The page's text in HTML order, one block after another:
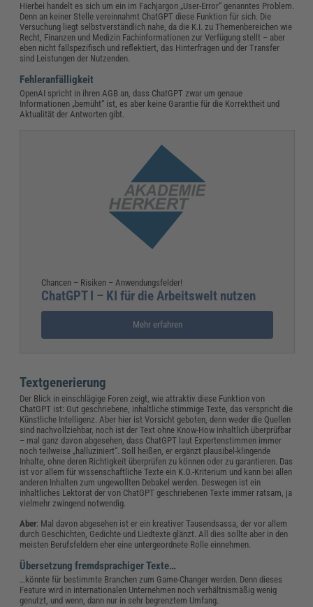
Hierbei handelt es sich um ein im Fachjargon „User-Error“ genanntes Problem.
Denn an keiner Stelle vereinnahmt ChatGPT diese Funktion für sich. Die
Versuchung liegt selbstverständlich nahe, da die K.I. zu Themenbereichen wie
Recht, Finanzen und Medizin Fachinformationen zur Verfügung stellt – aber
eben nicht fallspezifisch und reflektiert, das Hinterfragen und der Transfer
sind Leistungen der Nutzenden.
Fehleranfälligkeit
OpenAI spricht in ihren AGB an, dass ChatGPT zwar um genaue
Informationen „bemüht“ ist, es aber keine Garantie für die Korrektheit und
Aktualität der Antworten gibt.
Chancen – Risiken – Anwendungsfelder!
ChatGPT I – KI für die Arbeitswelt nutzen
Mehr erfahren
Textgenerierung
Der Blick in einschlägige Foren zeigt, wie attraktiv diese Funktion von
ChatGPT ist: Gut geschriebene, inhaltliche stimmige Texte, das verspricht die
Künstliche Intelligenz. Aber hier ist Vorsicht geboten, denn weder die Quellen
sind nachvollziehbar, noch ist der Text ohne Know-How inhaltlich überprüfbar
– mal ganz davon abgesehen, dass ChatGPT laut Expertenstimmen immer
noch teilweise „halluziniert“. Soll heißen, er ergänzt plausibel-klingende
Inhalte, ohne deren Richtigkeit überprüfen zu können oder zu garantieren. Das
ist vor allem für wissenschaftliche Texte ein K.O.-Kriterium und kann bei allen
anderen Inhalten zum ungewollten Debakel werden. Deswegen ist ein
inhaltliches Lektorat der von ChatGPT geschriebenen Texte immer ratsam, ja
vielmehr zwingend notwendig.
Aber: Mal davon abgesehen ist er ein kreativer Tausendsassa, der vor allem
durch Geschichten, Gedichte und Liedtexte glänzt. All dies sollte aber in den
meisten Berufsfeldern eher eine untergeordnete Rolle einnehmen.
Übersetzung fremdsprachiger Texte…
…könnte für bestimmte Branchen zum Game-Changer werden. Denn dieses
Feature wird in internationalen Unternehmen noch verhältnismäßig wenig
genutzt, und wenn, dann nur in sehr begrenztem Umfang.